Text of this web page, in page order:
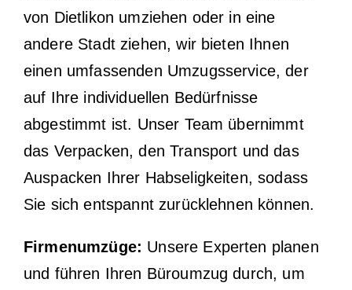
von Dietlikon umziehen oder in eine
andere Stadt ziehen, wir bieten Ihnen
einen umfassenden Umzugsservice, der
auf Ihre individuellen Bedürfnisse
abgestimmt ist. Unser Team übernimmt
das Verpacken, den Transport und das
Auspacken Ihrer Habseligkeiten, sodass
Sie sich entspannt zurücklehnen können.
Firmenumzüge: Unsere Experten planen
und führen Ihren Büroumzug durch, um